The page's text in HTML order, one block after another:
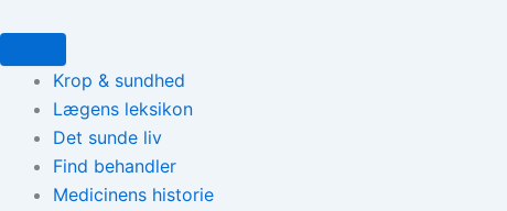
til
indholdetKrop & sundhed
Lægens leksikon
Det sunde liv
Find behandler
Medicinens historie